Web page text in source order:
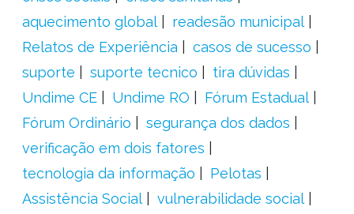
aquecimento global
readesão municipal
Relatos de Experiência
casos de sucesso
suporte
suporte tecnico
tira dúvidas
Undime CE
Undime RO
Fórum Estadual
Fórum Ordinário
segurança dos dados
verificação em dois fatores
tecnologia da informação
Pelotas
Assistência Social
vulnerabilidade social